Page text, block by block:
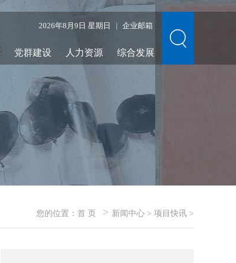
2026年8月9日 星期日 企业邮箱
党群建设 人力资源 综合发展
您的位置： 首 页 > 新闻中心 > 项目快讯 >